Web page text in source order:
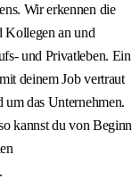
Wir erkennen die
Kollegen an und
und Privatleben. Ein
deinem Job vertraut
um das Unternehmen.
kannst du von Beginn